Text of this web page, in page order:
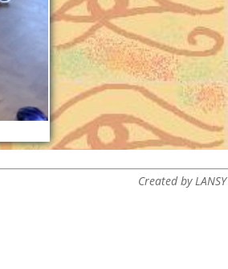
Created by LANSY